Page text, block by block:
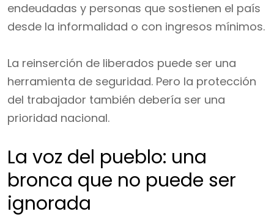
endeudadas y personas que sostienen el país
desde la informalidad o con ingresos mínimos.
La reinserción de liberados puede ser una
herramienta de seguridad. Pero la protección
del trabajador también debería ser una
prioridad nacional.
La voz del pueblo: una
bronca que no puede ser
ignorada